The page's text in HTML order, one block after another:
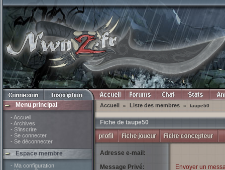
Menu principal
- Accueil
- Archives
- S'inscrire
- Se connecter
- Se déconnecter
Espace membre
- Ma configuration
Accueil » Liste des membres » taupe50
Fiche de taupe50
Adresse e-mail:
Message Privé:
Envoyer un